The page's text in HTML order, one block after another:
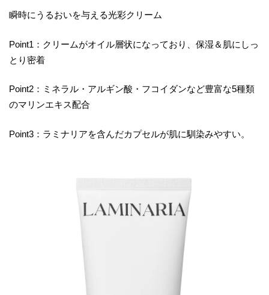
瞬時にうるおいを与える光彩クリーム
Point1：クリームがオイル層状になっており、保湿＆肌にしっ
とり密着
Point2：ミネラル・アルギン酸・フコイダンなど豊富な5種類
のマリンエキス配合
Point3：ラミナリアを含んだカプセルが肌に馴染みやすい。